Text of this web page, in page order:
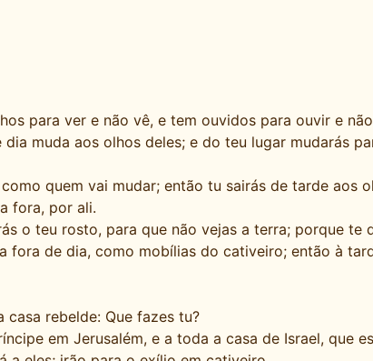
para ver e não vê, e tem ouvidos para ouvir e
muda aos olhos deles; e do teu lugar mudarás
quem vai mudar; então tu sairás de tarde aos
fora, por ali.
o teu rosto, para que não vejas a terra; porque te
fora de dia, como mobílias do cativeiro; então à
casa rebelde: Que fazes tu?
em Jerusalém, e a toda a casa de Israel, que